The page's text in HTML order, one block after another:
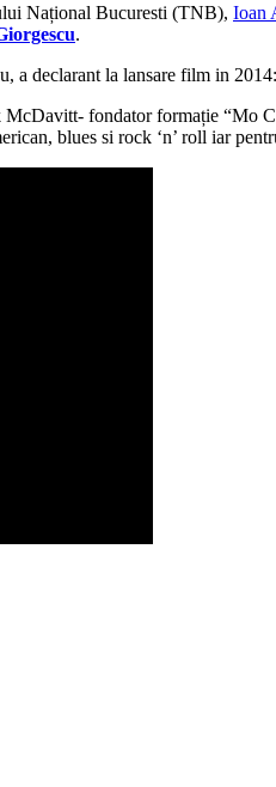
Național Bucuresti (TNB), Ioan
.
a declarant la lansare film in
fondator formație
blues si rock ‘n’ roll iar